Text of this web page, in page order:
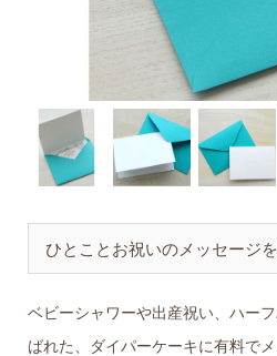
ひとことお祝いのメッセージ
ベビーシャワーや出産祝い、ハー
ばれた、ダイパーケーキに有料で